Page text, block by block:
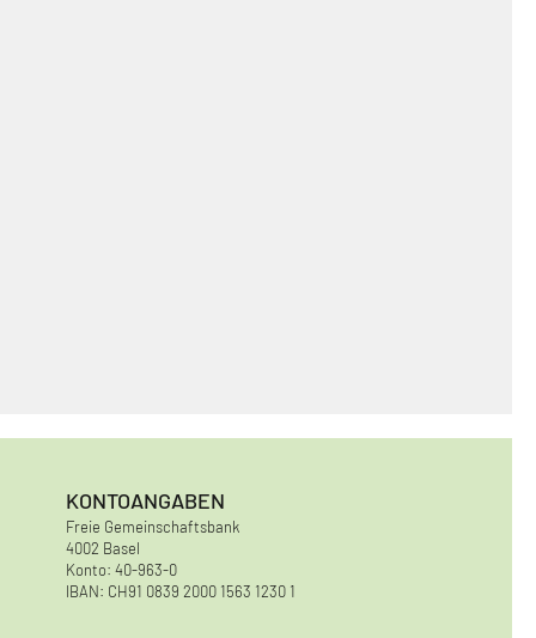
KONTOANGABEN
Freie Gemeinschaftsbank
4002 Basel
Konto: 40-963-0
IBAN: CH91 0839 2000 1563 1230 1